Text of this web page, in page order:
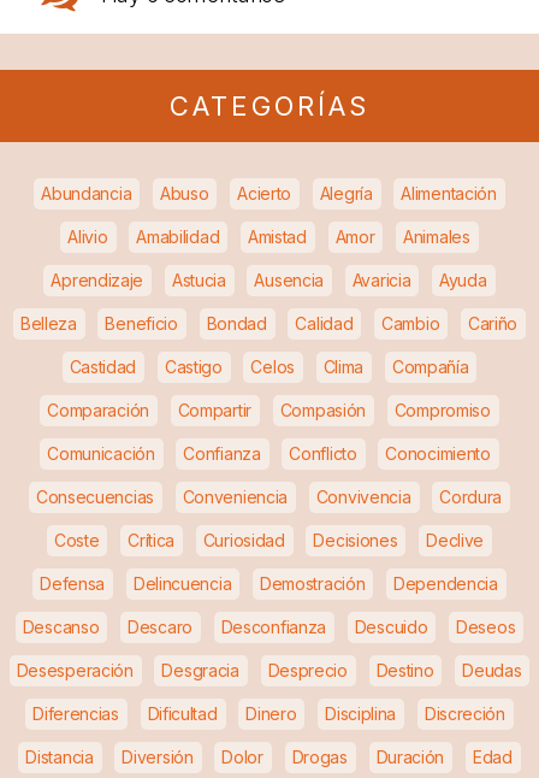
CATEGORÍAS
Abundancia Abuso Acierto Alegría Alimentación
Alivio Amabilidad Amistad Amor Animales
Aprendizaje Astucia Ausencia Avaricia Ayuda
Belleza Beneficio Bondad Calidad Cambio Cariño
Castidad Castigo Celos Clima Compañía
Comparación Compartir Compasión Compromiso
Comunicación Confianza Conflicto Conocimiento
Consecuencias Conveniencia Convivencia Cordura
Coste Crítica Curiosidad Decisiones Declive
Defensa Delincuencia Demostración Dependencia
Descanso Descaro Desconfianza Descuido Deseos
Desesperación Desgracia Desprecio Destino Deudas
Diferencias Dificultad Dinero Disciplina Discreción
Distancia Diversión Dolor Drogas Duración Edad